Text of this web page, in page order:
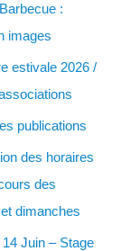
:
images
estivale 2026 /
publications
des horaires
des
dimanches
Juin – Stage